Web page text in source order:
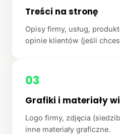
Treści na stronę
Opisy firmy, usług,
opinie klientów (jeśli
03
Grafiki i materiały
Logo firmy, zdjęcia
inne materiały graficzne.